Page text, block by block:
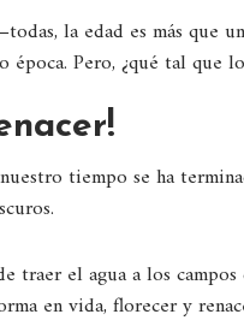
la edad es más que
Pero, ¿qué tal que
tiempo se ha
traer el agua a los
en vida, florecer y